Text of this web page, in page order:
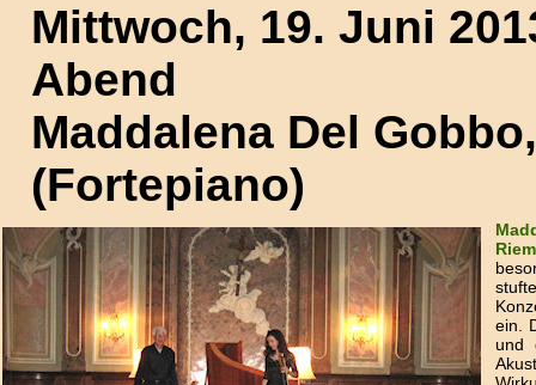
Mittwoch, 19. Juni
Abend
Maddalena Del
(Fortepiano)
ein.
und